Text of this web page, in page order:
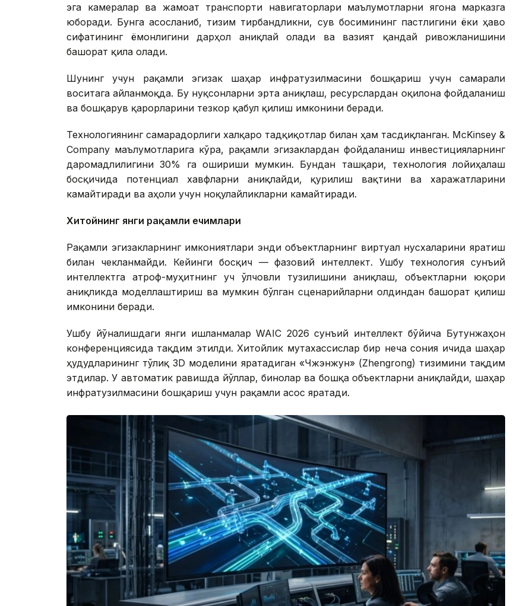
эга камералар ва жамоат транспорти навигаторлари маълумотларни ягона марказга
юборади. Бунга асосланиб, тизим тирбандликни, сув босимининг пастлигини ёки ҳаво
сифатининг ёмонлигини дарҳол аниқлай олади ва вазият қандай ривожланишини
башорат қила олади.
Шунинг учун рақамли эгизак шаҳар инфратузилмасини бошқариш учун самарали
воситага айланмоқда. Бу нуқсонларни эрта аниқлаш, ресурслардан оқилона фойдаланиш
ва бошқарув қарорларини тезкор қабул қилиш имконини беради.
Технологиянинг самарадорлиги халқаро тадқиқотлар билан ҳам тасдиқланган. McKinsey &
Company маълумотларига кўра, рақамли эгизаклардан фойдаланиш инвестицияларнинг
даромадлилигини 30% га ошириши мумкин. Бундан ташқари, технология лойиҳалаш
босқичида потенциал хавфларни аниқлайди, қурилиш вақтини ва харажатларини
камайтиради ва аҳоли учун ноқулайликларни камайтиради.
Хитойнинг янги рақамли ечимлари
Рақамли эгизакларнинг имкониятлари энди объектларнинг виртуал нусхаларини яратиш
билан чекланмайди. Кейинги босқич — фазовий интеллект. Ушбу технология сунъий
интеллектга атроф-муҳитнинг уч ўлчовли тузилишини аниқлаш, объектларни юқори
аниқликда моделлаштириш ва мумкин бўлган сценарийларни олдиндан башорат қилиш
имконини беради.
Ушбу йўналишдаги янги ишланмалар WAIC 2026 сунъий интеллект бўйича Бутунжаҳон
конференциясида тақдим этилди. Хитойлик мутахассислар бир неча сония ичида шаҳар
ҳудудларининг тўлиқ 3D моделини яратадиган «Чжэнжун» (Zhengrong) тизимини тақдим
этдилар. У автоматик равишда йўллар, бинолар ва бошқа объектларни аниқлайди, шаҳар
инфратузилмасини бошқариш учун рақамли асос яратади.